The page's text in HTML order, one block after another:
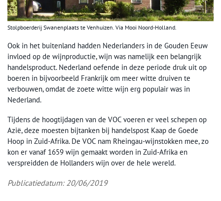
Stolpboerderij Swanenplaats te Venhuizen. Via Mooi Noord-Holland.
Ook in het buitenland hadden Nederlanders in de Gouden Eeuw
invloed op de wijnproductie, wijn was namelijk een belangrijk
handelsproduct. Nederland oefende in deze periode druk uit op
boeren in bijvoorbeeld Frankrijk om meer witte druiven te
verbouwen, omdat de zoete witte wijn erg populair was in
Nederland.
Tijdens de hoogtijdagen van de VOC voeren er veel schepen op
Azië, deze moesten bijtanken bij handelspost Kaap de Goede
Hoop in Zuid-Afrika. De VOC nam Rheingau-wijnstokken mee, zo
kon er vanaf 1659 wijn gemaakt worden in Zuid-Afrika en
verspreidden de Hollanders wijn over de hele wereld.
Publicatiedatum: 20/06/2019